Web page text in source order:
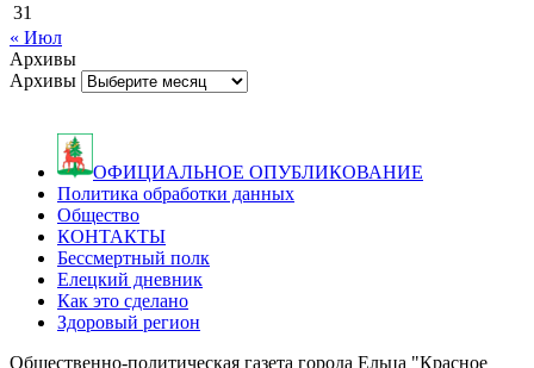
31
« Июл
Архивы
Архивы
ОФИЦИАЛЬНОЕ ОПУБЛИКОВАНИЕ
Политика обработки данных
Общество
КОНТАКТЫ
Бессмертный полк
Елецкий дневник
Как это сделано
Здоровый регион
Общественно-политическая газета города Ельца "Красное